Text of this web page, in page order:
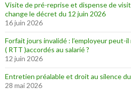
Visite de pré-reprise et dispense de
change le décret du 12 juin 2026
16 juin 2026
Forfait jours invalidé : l’employeur peut-
( RTT )accordés au salarié ?
12 juin 2026
Entretien préalable et droit au silence
28 mai 2026